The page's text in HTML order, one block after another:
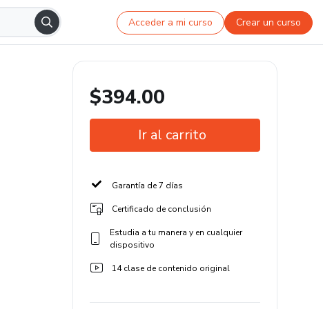
Acceder a mi curso Crear un curso
$394.00
Ir al carrito
Garantía de 7 días
Certificado de conclusión
Estudia a tu manera y en cualquier
dispositivo
14 clase de contenido original